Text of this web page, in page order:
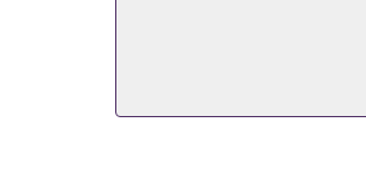
Bestel iets lekkers in de
betaling een ontbijtbuffet